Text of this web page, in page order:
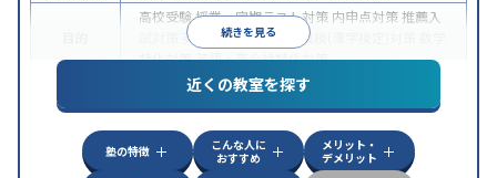
続きを見る
高校受験授業・定期テスト対策 内申点対策推薦入
英検(英語検定)対策 漢検(漢字検定)対策
特化対策英語・英会話特化対策
オンライン対応
近くの教室を探す
塾の特徴
こんな人に
おすすめ
メリット・
デメリット